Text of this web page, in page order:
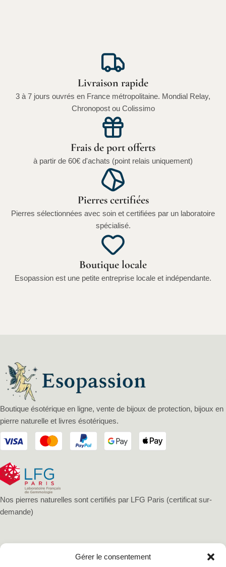
Gérer le consentement
Livraison rapide
3 à 7 jours ouvrés en France métropolitaine. Mondial Relay,
Chronopost ou Colissimo
Frais de port offerts
à partir de 60€ d'achats (point relais uniquement)
Pierres certifiées
Pierres sélectionnées avec soin et certifiées par un laboratoire
spécialisé.
Boutique locale
Esopassion est une petite entreprise locale et indépendante.
Boutique ésotérique en ligne, vente de bijoux de protection, bijoux en
pierre naturelle et livres ésotériques.
Nos pierres naturelles sont certifiés par LFG Paris (certificat sur-
demande)